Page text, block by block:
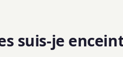
suis-je